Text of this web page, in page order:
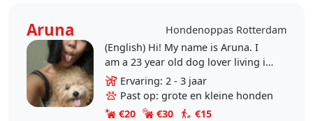
Aruna
Hondenoppas Rotterdam
(English) Hi! My name is Aruna. I
am a 23 year old dog lover living in
Rotterdam. I am originally from
Indonesia, where my family and I
have 5 dogs..
Ervaring: 2 - 3 jaar
Past op: grote en kleine honden
€20
€30
€15